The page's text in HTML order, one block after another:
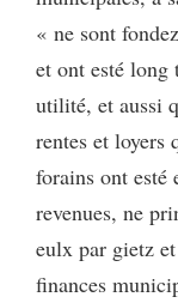
« ne sont
et ont esté long
utilité, et aussi
rentes et loyers
forains ont esté
revenues, ne
eulx par gietz
finances